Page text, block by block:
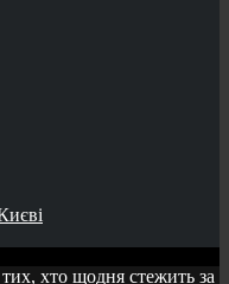
хто щодня стежить за